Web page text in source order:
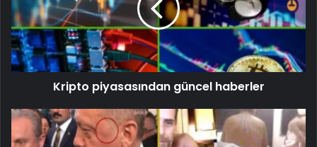
Kripto piyasasından güncel haberler